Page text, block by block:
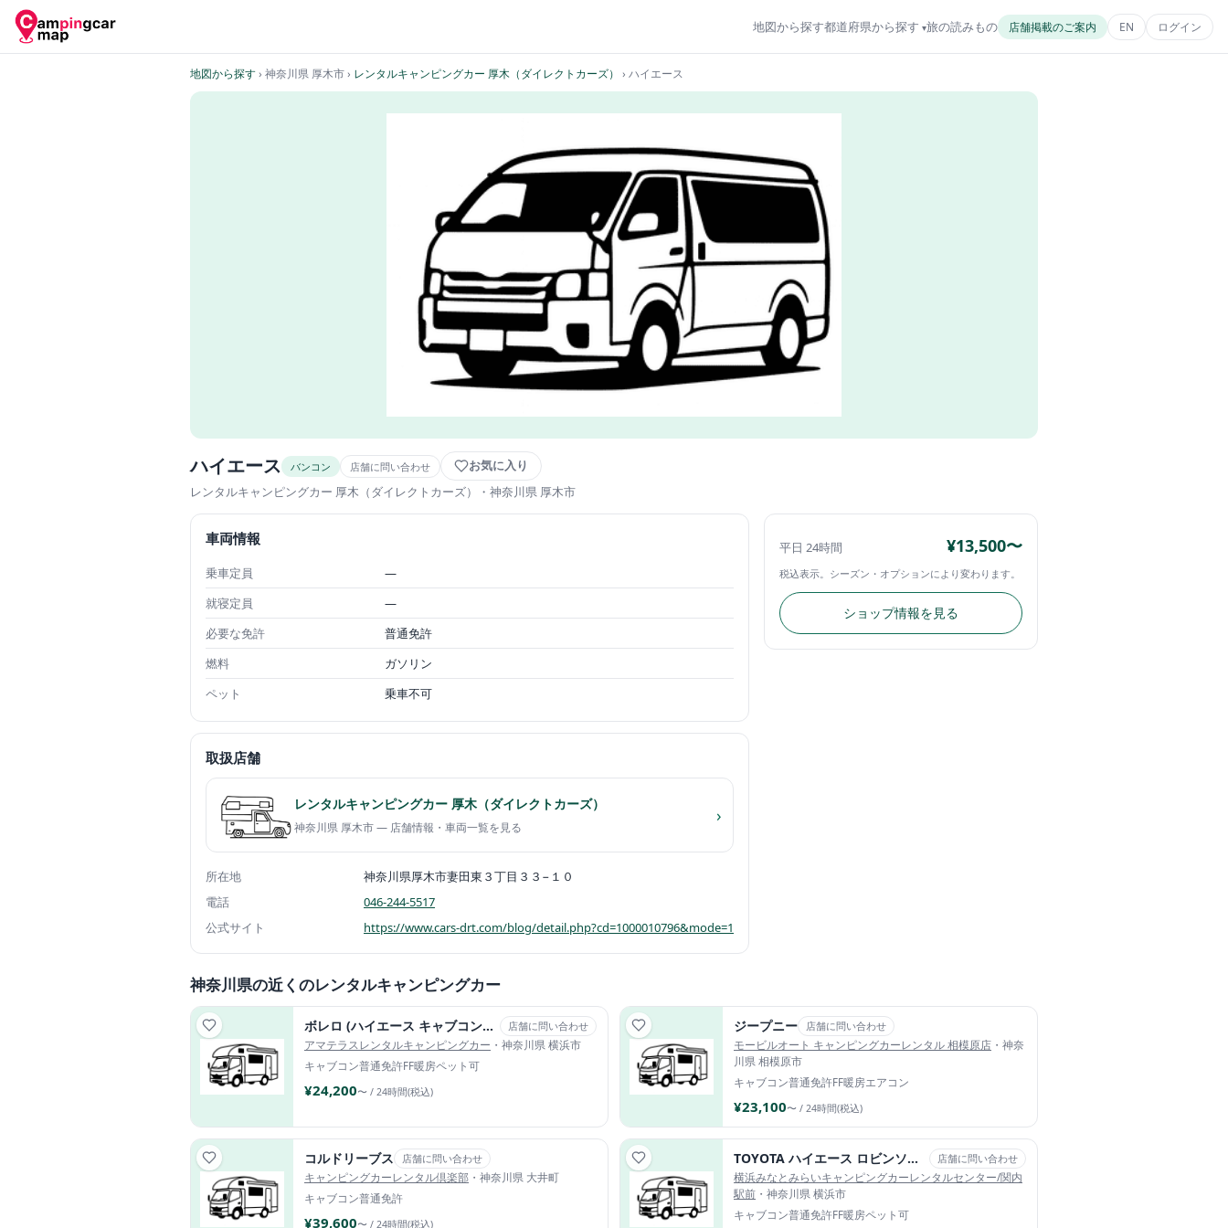
地図から探す都道府県から探す 旅の読みもの 店舗掲載のご案内 EN ログイン
地図から探す› 神奈川県 厚木市› レンタルキャンピングカー 厚木（ダイレクトカーズ） › ハイエース
ハイエース バンコン 店舗に問い合わせ お気に入り
レンタルキャンピングカー 厚木（ダイレクトカーズ） ・神奈川県 厚木市
車両情報
乗車定員
—
就寝定員
—
必要な免許
普通免許
燃料
ガソリン
ペット
乗車不可
取扱店舗
レンタルキャンピングカー 厚木（ダイレクトカーズ）
神奈川県 厚木市 — 店舗情報・車両一覧を見る
›
所在地
神奈川県厚木市妻田東３丁目３３−１０
電話
046-244-5517
公式サイト
https://www.cars-drt.com/blog/detail.php?cd=1000010796&mode=1
平日 24時間 ¥13,500〜
税込表示。シーズン・オプションにより変わります。
ショップ情報を見る
神奈川県の近くのレンタルキャンピングカー
ボレロ (ハイエース キャブコン・2WD) 店舗に問い合わせ
アマテラスレンタルキャンピングカー ・神奈川県 横浜市
キャブコン普通免許FF暖房ペット可
¥24,200〜 / 24時間(税込)
ジープニー 店舗に問い合わせ
モービルオート キャンピングカーレンタル 相模原店 ・神奈
川県 相模原市
キャブコン普通免許FF暖房エアコン
¥23,100〜 / 24時間(税込)
コルドリーブス 店舗に問い合わせ
キャンピングカーレンタル倶楽部 ・神奈川県 大井町
キャブコン普通免許
¥39,600〜 / 24時間(税込)
TOYOTA ハイエース ロビンソンAI（エーアイ） 店舗に問い合わせ
横浜みなとみらいキャンピングカーレンタルセンター/関内
駅前 ・神奈川県 横浜市
キャブコン普通免許FF暖房ペット可